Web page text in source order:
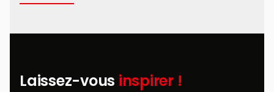
Laissez-vous inspirer !